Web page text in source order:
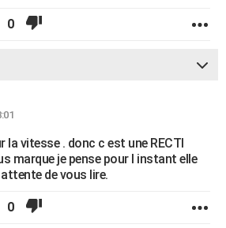
0
la vitesse . donc c est une RECTI
marque je pense pour l instant elle
de vous lire.
0